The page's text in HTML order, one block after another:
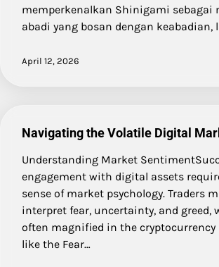
memperkenalkan Shinigami sebagai
abadi yang bosan dengan keabadian,
April 12, 2026
Navigating the Volatile Digital
Understanding Market
engagement with digital assets
sense of market psychology. Traders
interpret fear, uncertainty, and greed,
often magnified in the cryptocurrency
like the Fear…